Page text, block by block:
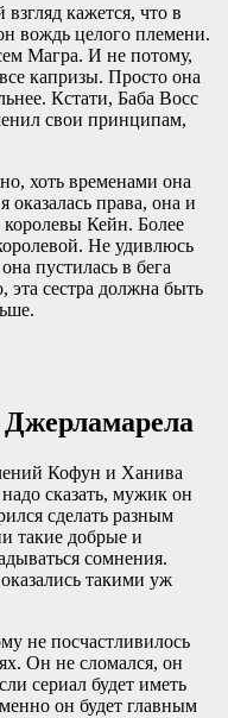
кажется, что в
вождь целого племени.
Магра. И не потому,
капризы. Просто она
Кстати, Баба Восс
свои принципам,
хоть временами она
оказалась права, она и
Кейн. Более
Не удивлюсь
пустилась в бега
сестра должна быть
Кофун и Ханива
сказать, мужик он
сделать разным
такие добрые и
сомнения.
такими уж
не посчастливилось
Он не сломался, он
сериал будет иметь
он будет главным